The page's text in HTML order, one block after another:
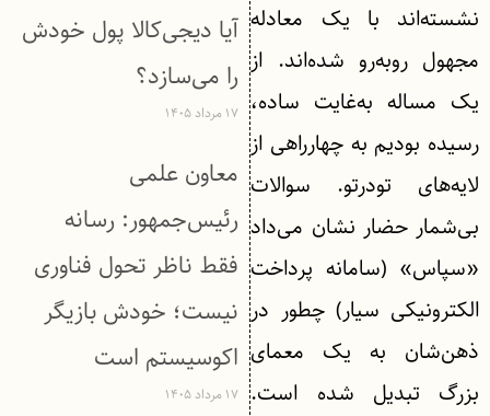
نشسته‌اند با یک معادله
مجهول روبه‌رو شده‌اند. از
یک مساله به‌غایت ساده،
رسیده بودیم به چهارراهی از
لایه‌های تودرتو. سوالات
بی‌شمار حضار نشان می‌داد
«سپاس» (سامانه پرداخت
الکترونیکی سیار) چطور در
ذهن‌شان به یک معمای
بزرگ تبدیل شده ‌است.
آیا دیجی‌کالا پول خودش
را می‌سازد؟
۱۷ مرداد ۱۴۰۵
معاون علمی
رئیس‌جمهور: رسانه
فقط ناظر تحول فناوری
نیست؛ خودش بازیگر
اکوسیستم است
۱۷ مرداد ۱۴۰۵